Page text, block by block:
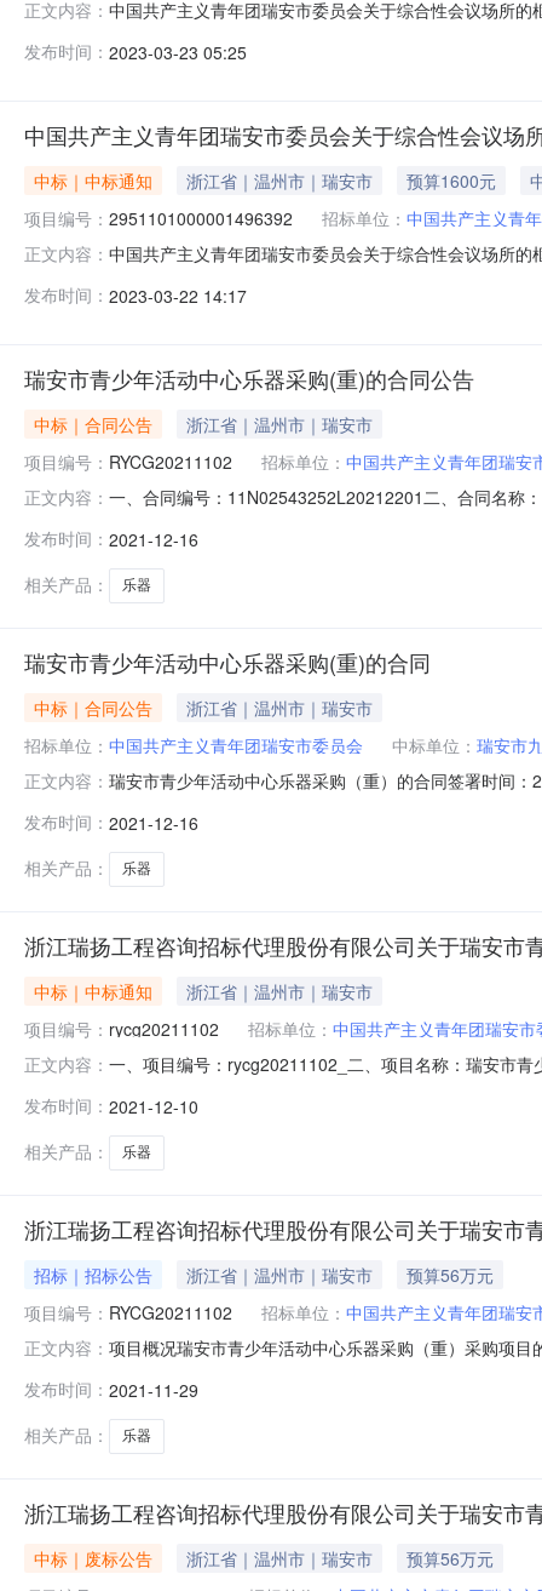
正文内容： 中国共产主义青年团瑞安市委员会关于综合性会议场所
划文号信息采购计划金额1[2023]1607号1600.0项目所
发布时间： 2023-03-23 05:25
中国共产主义青年团瑞安市委员会关于综合性会议场
中标｜中标通知 浙江省｜温州市｜瑞安市 预算1600元
项目编号： 2951101000001496392 招标单位： 中国共产主义青
正文内容： 中国共产主义青年团瑞安市委员会关于综合性会议场所
划文号信息采购计划金额1[2023]1607号1600.0项目所
发布时间： 2023-03-22 14:17
瑞安市青少年活动中心乐器采购(重)的合同公告
中标｜合同公告
浙江省｜温州市｜瑞安市
项目编号： RYCG20211102 招标单位： 中国共产主义青年团瑞安
正文内容： 一、合同编号：11N02543252L20212201二、合同名称
有限公司地址：浙江省温州市瑞安市玉海街道万松路凤
发布时间： 2021-12-16
相关产品：
乐器
瑞安市青少年活动中心乐器采购(重)的合同
中标｜合同公告
浙江省｜温州市｜瑞安市
招标单位： 中国共产主义青年团瑞安市委员会 中标单位： 瑞安市
正文内容： 瑞安市青少年活动中心乐器采购（重）的合同签署时间
发布时间： 2021-12-16
相关产品：
乐器
浙江瑞扬工程咨询招标代理股份有限公司关于瑞安
中标｜中标通知
浙江省｜温州市｜瑞安市
项目编号： rycg20211102 招标单位： 中国共产主义青年团瑞安市
正文内容： 一、项目编号：rycg20211102_二、项目名称：瑞安市
标的信息：序号标项名称标的名称品牌数量单价(元)规格
发布时间： 2021-12-10
相关产品：
乐器
浙江瑞扬工程咨询招标代理股份有限公司关于瑞安市
招标｜招标公告 浙江省｜温州市｜瑞安市
预算56万元
项目编号： RYCG20211102 招标单位： 中国共产主义青年团瑞安
正文内容： 项目概况瑞安市青少年活动中心乐器采购（重）采购项
（元）：/采购需求：数量：不限预算金额（元）：
商文件本项目（否
发布时间： 2021-11-29
相关产品：
乐器
浙江瑞扬工程咨询招标代理股份有限公司关于瑞安市
中标｜废标公告 浙江省｜温州市｜瑞安市
预算56万元